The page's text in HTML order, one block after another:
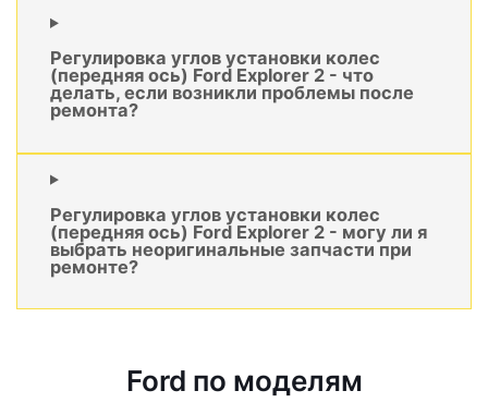
Регулировка углов установки колес
(передняя ось) Ford Explorer 2 - что
делать, если возникли проблемы после
ремонта?
Регулировка углов установки колес
(передняя ось) Ford Explorer 2 - могу ли я
выбрать неоригинальные запчасти при
ремонте?
Ford по моделям